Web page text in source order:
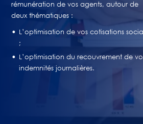
rémunération de vos agents, autour de
deux thématiques :
L’optimisation de vos cotisations
;
L’optimisation du recouvrement de
indemnités journalières.